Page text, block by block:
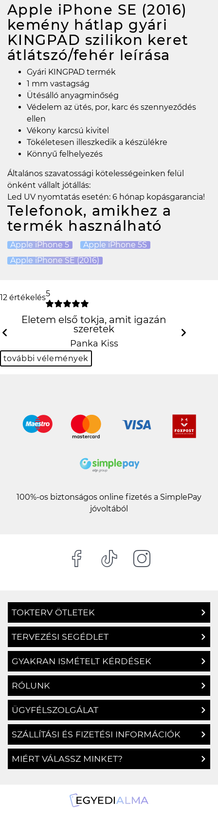
Apple iPhone SE (2016)
kemény hátlap gyári
KINGPAD szilikon keret
átlátszó/fehér leírása
Gyári KINGPAD termék
1 mm vastagság
Ütésálló anyagminőség
Védelem az ütés, por, karc és szennyeződés
ellen
Vékony karcsú kivitel
Tökéletesen illeszkedik a készülékre
Könnyű felhelyezés
Általános szavatossági kötelességeinken felül
önként vállalt jótállás:
Led UV nyomtatás esetén: 6 hónap kopásgarancia!
Telefonok, amikhez a
termék használható
Apple iPhone 5
Apple iPhone 5S
Apple iPhone SE (2016)
12 értékelés5
Életem első tokja, amit igazán
szeretek
Panka Kiss
Previous Next
további vélemények
100%-os biztonságos online fizetés a SimplePay
jóvoltából
TOKTERV ÖTLETEK
TERVEZÉSI SEGÉDLET
GYAKRAN ISMÉTELT KÉRDÉSEK
RÓLUNK
ÜGYFÉLSZOLGÁLAT
SZÁLLÍTÁSI ÉS FIZETÉSI INFORMÁCIÓK
MIÉRT VÁLASSZ MINKET?